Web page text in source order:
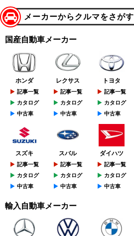
メーカーからクルマをさがす
国産自動車メーカー
ホンダ
記事一覧
カタログ
中古車
レクサス
記事一覧
カタログ
中古車
トヨタ
記事一覧
カタログ
中古車
スズキ
記事一覧
カタログ
中古車
スバル
記事一覧
カタログ
中古車
ダイハツ
記事一覧
カタログ
中古車
輸入自動車メーカー